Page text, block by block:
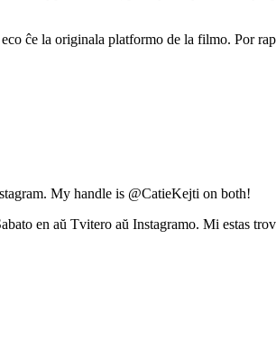
ĉe la originala platformo de la filmo. Por
My handle is @CatieKejti on both!
en aŭ Tvitero aŭ Instagramo. Mi estas